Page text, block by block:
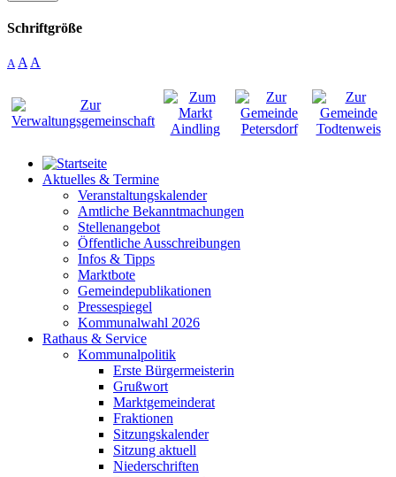
Schriftgröße
A A A
Aktuelles & Termine
Veranstaltungskalender
Amtliche Bekanntmachungen
Stellenangebot
Öffentliche Ausschreibungen
Infos & Tipps
Marktbote
Gemeindepublikationen
Pressespiegel
Kommunalwahl 2026
Rathaus & Service
Kommunalpolitik
Erste Bürgermeisterin
Grußwort
Marktgemeinderat
Fraktionen
Sitzungskalender
Sitzung aktuell
Niederschriften